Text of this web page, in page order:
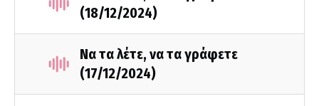
(18/12/2024)
Να τα λέτε, να τα γράφετε
(17/12/2024)